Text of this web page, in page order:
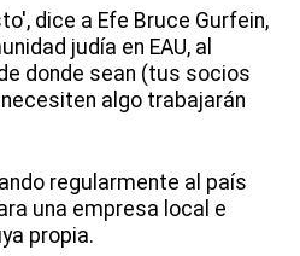
dice a Efe Bruce Gurfein,
judía en EAU, al
donde sean (tus socios
algo trabajarán
regularmente al país
una empresa local e
propia.